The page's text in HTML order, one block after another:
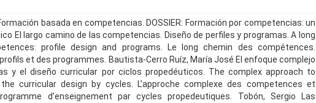
basada en competencias. DOSSIER: Formación por competencias: un
El largo camino de las competencias. Diseño de perfiles y programas. A long
profile design and programs. Le long chemin des compétences.
et des programmes. Bautista-Cerro Ruíz, María José El enfoque complejo
y el diseño curricular por ciclos propedéuticos. The complex approach to
curricular design by cycles. L’approche complexe des competences et
d’enseignement par cycles propedeutiques. Tobón, Sergio Las